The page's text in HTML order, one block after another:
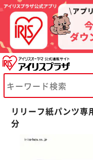
リリーフ紙パンツ専
分
※ご確認くださ
カートに入れ